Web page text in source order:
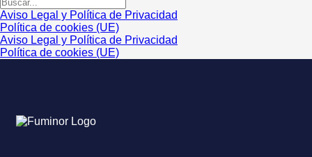
Aviso Legal y Política de Privacidad
Política de cookies (UE)
Aviso Legal y Política de Privacidad
Política de cookies (UE)